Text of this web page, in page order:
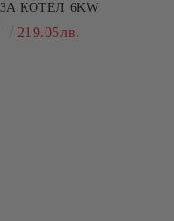
КОТЕЛ 6KW
219.05лв.